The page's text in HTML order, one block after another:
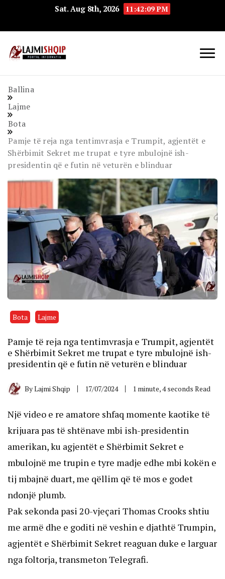
Sat. Aug 8th, 2026 11:42:10 PM
Ballina
Lajme
Bota
Pamje të reja nga tentimvrasja e Trumpit, agjentët e
Shërbimit Sekret me trupat e tyre mbulojnë ish-
presidentin që e futin në veturën e blinduar
Bota Lajme
Pamje të reja nga tentimvrasja e Trumpit, agjentët
e Shërbimit Sekret me trupat e tyre mbulojnë ish-
presidentin që e futin në veturën e blinduar
ByLajmi Shqip 17/07/2024 1 minute, 4 seconds Read
Një video e re amatore shfaq momente kaotike të
krijuara pas të shtënave mbi ish-presidentin
amerikan, ku agjentët e Shërbimit Sekret e
mbulojnë me trupin e tyre madje edhe mbi kokën e
tij mbajnë duart, me qëllim që të mos e godet
ndonjë plumb.
Pak sekonda pasi 20-vjeçari Thomas Crooks shtiu
me armë dhe e goditi në veshin e djathtë Trumpin,
agjentët e Shërbimit Sekret reaguan duke e larguar
nga foltorja, transmeton Telegrafi.